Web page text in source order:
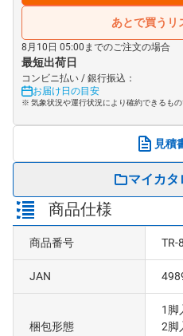
あとで買うリ
8月10日 05:00までのご注文の場合
最短出荷日
コンビニ払い / 銀行振込：
お届け日の目安
※ 気象状況や運行状況により確約できるもの
見積
マイカタ
商品仕様
商品番号 TR-
JAN
梱包形態
1脚
2脚